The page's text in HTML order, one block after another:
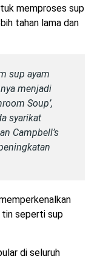
memproses sup
tahan lama dan
sup ayam
menjadi
Soup’,
syarikat
Campbell’s
tin seperti sup
di seluruh